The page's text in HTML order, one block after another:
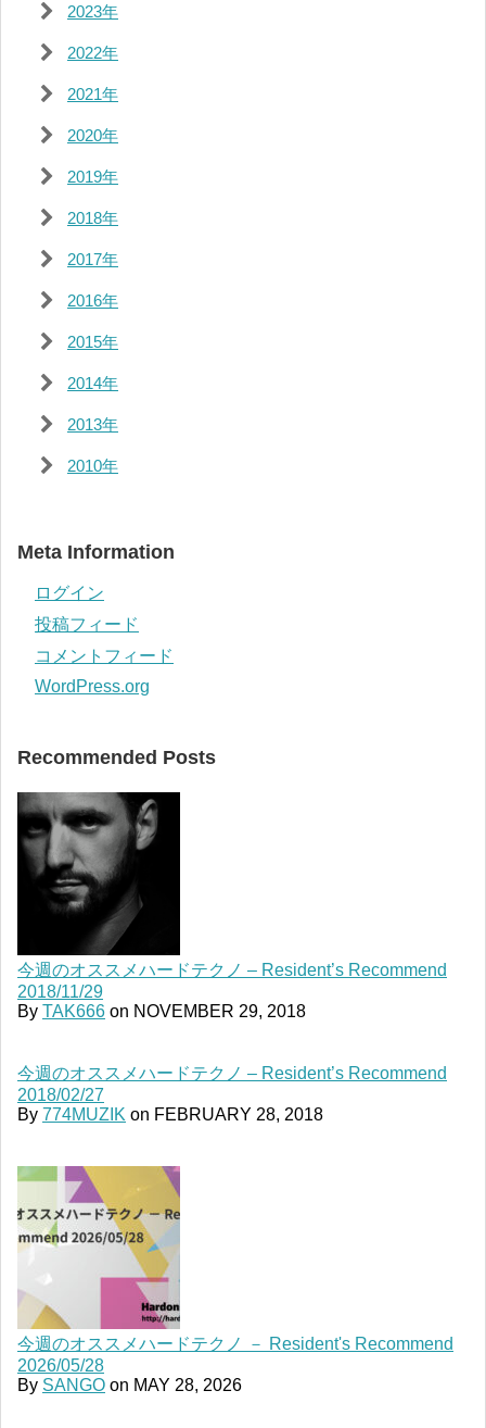
2023年
2022年
2021年
2020年
2019年
2018年
2017年
2016年
2015年
2014年
2013年
2010年
Meta Information
ログイン
投稿フィード
コメントフィード
WordPress.org
Recommended Posts
今週のオススメハードテクノ – Resident’s Recommend
2018/11/29
By TAK666 on NOVEMBER 29, 2018
今週のオススメハードテクノ – Resident’s Recommend
2018/02/27
By 774MUZIK on FEBRUARY 28, 2018
今週のオススメハードテクノ － Resident's Recommend
2026/05/28
By SANGO on MAY 28, 2026